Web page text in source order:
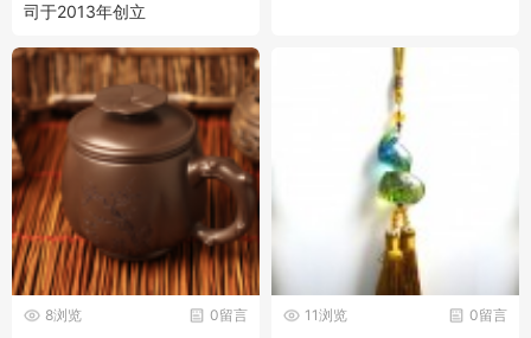
司于2013年创立
0留言
8浏览
0留言
11浏览